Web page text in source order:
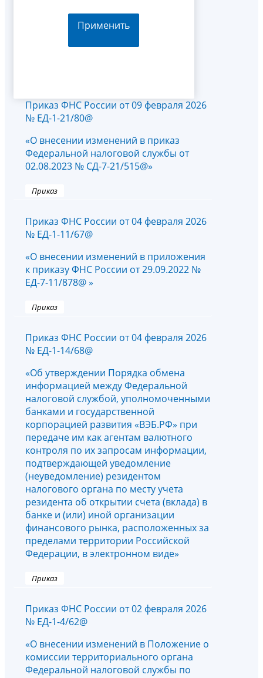
Применить
Приказ ФНС России от 09 февраля 2026
№ ЕД-1-21/80@
«О внесении изменений в приказ
Федеральной налоговой службы от
02.08.2023 № СД-7-21/515@»
Приказ
Приказ ФНС России от 04 февраля 2026
№ ЕД-1-11/67@
«О внесении изменений в приложения
к приказу ФНС России от 29.09.2022 №
ЕД-7-11/878@ »
Приказ
Приказ ФНС России от 04 февраля 2026
№ ЕД-1-14/68@
«Об утверждении Порядка обмена
информацией между Федеральной
налоговой службой, уполномоченными
банками и государственной
корпорацией развития «ВЭБ.РФ» при
передаче им как агентам валютного
контроля по их запросам информации,
подтверждающей уведомление
(неуведомление) резидентом
налогового органа по месту учета
резидента об открытии счета (вклада) в
банке и (или) иной организации
финансового рынка, расположенных за
пределами территории Российской
Федерации, в электронном виде»
Приказ
Приказ ФНС России от 02 февраля 2026
№ ЕД-1-4/62@
«О внесении изменений в Положение о
комиссии территориального органа
Федеральной налоговой службы по